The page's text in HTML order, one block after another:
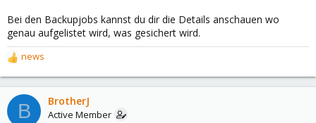
Bei den Backupjobs kannst du dir die Details anschauen wo
genau aufgelistet wird, was gesichert wird.
R
e
a
c
t
news
B BrotherJ
Active Member